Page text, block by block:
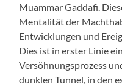
Muammar Gaddafi.
Mentalität der
Entwicklungen und
Dies ist in erster Linie
Versöhnungsprozess
dunklen Tunnel, in den